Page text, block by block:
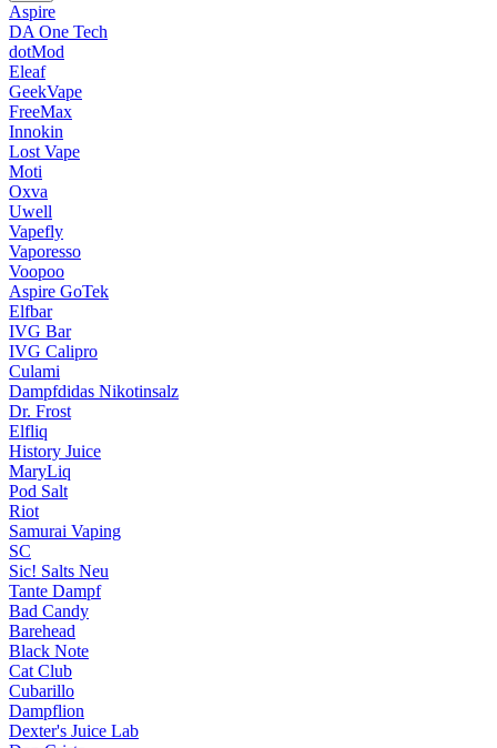
Aspire
DA One Tech
dotMod
Eleaf
GeekVape
FreeMax
Innokin
Lost Vape
Moti
Oxva
Uwell
Vapefly
Vaporesso
Voopoo
Aspire GoTek
Elfbar
IVG Bar
IVG Calipro
Culami
Dampfdidas Nikotinsalz
Dr. Frost
Elfliq
History Juice
MaryLiq
Pod Salt
Riot
Samurai Vaping
SC
Sic! Salts Neu
Tante Dampf
Bad Candy
Barehead
Black Note
Cat Club
Cubarillo
Dampflion
Dexter's Juice Lab